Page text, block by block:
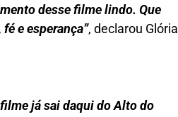
desse filme lindo. Que
e esperança”, declarou Glória
já sai daqui do Alto do